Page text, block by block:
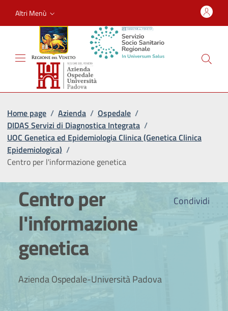
Altri Menù
Home page / Azienda / Ospedale /
DIDAS Servizi di Diagnostica Integrata /
UOC Genetica ed Epidemiologia Clinica (Genetica Clinica
Epidemiologica) /
Centro per l'informazione genetica
Condividi
Centro per
l'informazione
genetica
Azienda Ospedale-Università Padova